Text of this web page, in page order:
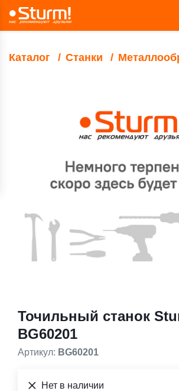
Каталог Станки
Точильный станок
BG60201
Артикул: BG60201
Нет в наличии